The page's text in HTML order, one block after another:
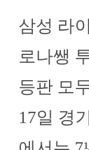
삼성 라
로나쌩
등판 모
17일 경